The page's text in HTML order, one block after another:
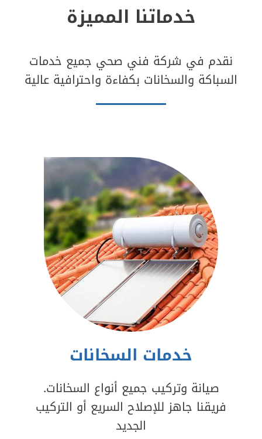
الكويت|
50537612
خدماتنا المميزة
نقدم في شركة فني صحي جميع خدمات
السباكة والسخانات بكفاءة واحترافية عالية
خدمات السخانات
صيانة وتركيب جميع أنواع السخانات.
فريقنا جاهز للإصلاح السريع أو التركيب
الجديد